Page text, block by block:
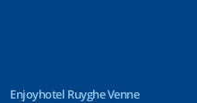
Enjoyhotel Ruyghe Venne